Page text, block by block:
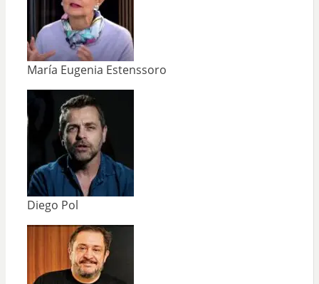
María Eugenia Estenssoro
Diego Pol